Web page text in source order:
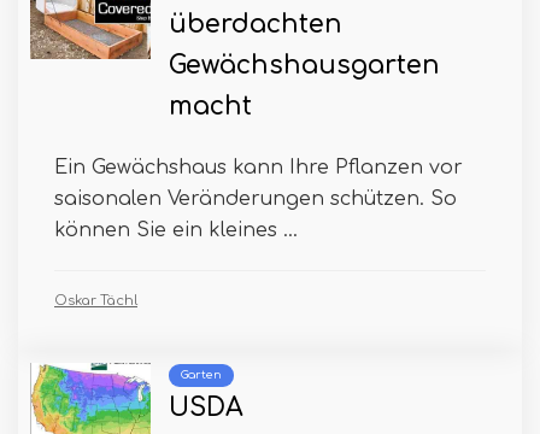
überdachten
Gewächshausgarten
macht
Ein Gewächshaus kann Ihre Pflanzen vor
saisonalen Veränderungen schützen. So
können Sie ein kleines ...
Oskar Tächl
Garten
USDA